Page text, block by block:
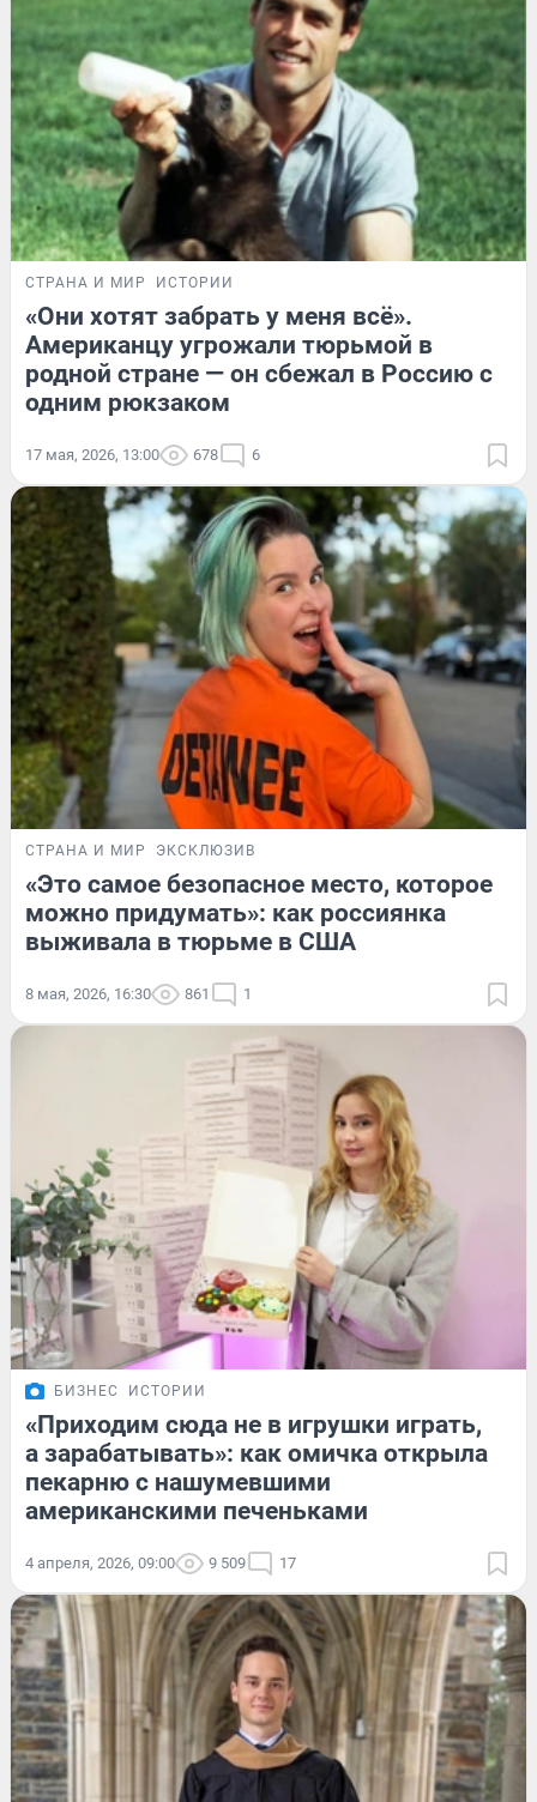
СТРАНА И МИР ИСТОРИИ
«Они хотят забрать у меня всё».
Американцу угрожали тюрьмой в
родной стране — он сбежал в Россию с
одним рюкзаком
17 мая, 2026, 13:00 678 6
СТРАНА И МИР ЭКСКЛЮЗИВ
«Это самое безопасное место, которое
можно придумать»: как россиянка
выживала в тюрьме в США
8 мая, 2026, 16:30 861 1
БИЗНЕС ИСТОРИИ
«Приходим сюда не в игрушки играть,
а зарабатывать»: как омичка открыла
пекарню с нашумевшими
американскими печеньками
4 апреля, 2026, 09:00 9 509 17